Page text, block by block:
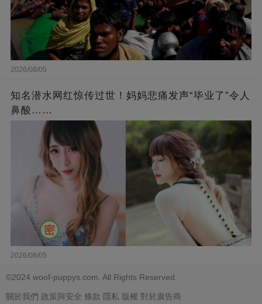
2026/08/05
知名潜水网红惊传过世！妈妈悲痛发声“毕业了”令人
鼻酸……
2026/08/05
©2024 woof-puppys.com. All Rights Reserved.
關於我們 政策與安全 條款 隱私 版權 對於廣告商